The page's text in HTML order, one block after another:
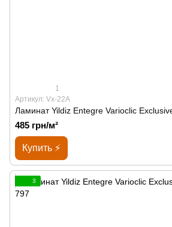
1
Артикул: Vx-22A
Ламинат Yildiz Entegre Varioclic
485 грн/м²
Купить ⚡
3